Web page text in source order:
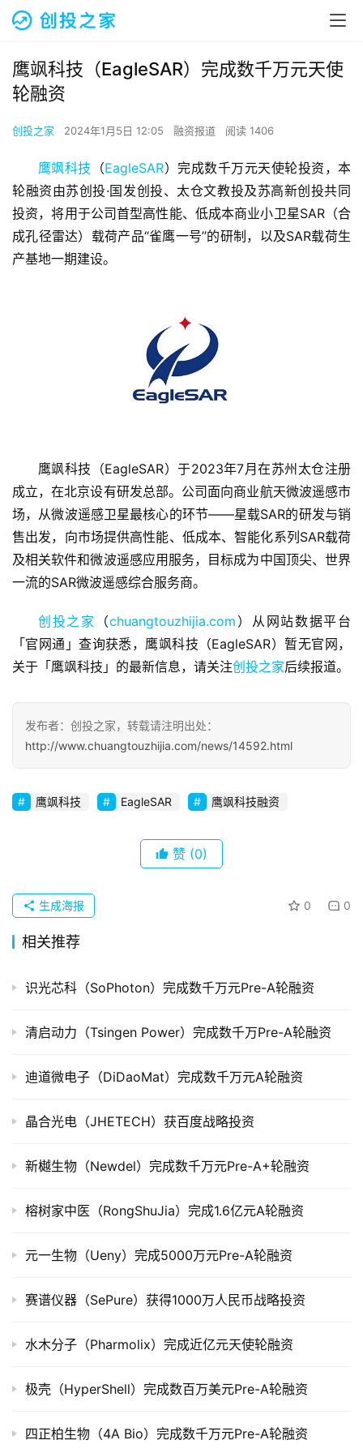
页
融
资
报
商
业
察
初
创
业
布
并
重
司
市
创
投
据
创
学
登录
投稿
鹰飒科技（EagleSAR）完成数千万元天使
轮融资
创投之家 2024年1月5日 12:05 融资报道 阅读 1406
鹰飒科技 （EagleSAR）完成数千万元天使轮投资，本
轮融资由苏创投·国发创投、太仓文教投及苏高新创投共同
投资，将用于公司首型高性能、低成本商业小卫星SAR（合
成孔径雷达）载荷产品“雀鹰一号”的研制，以及SAR载荷生
产基地一期建设。
鹰飒科技（EagleSAR）于2023年7月在苏州太仓注册
成立，在北京设有研发总部。公司面向商业航天微波遥感市
场，从微波遥感卫星最核心的环节——星载SAR的研发与销
售出发，向市场提供高性能、低成本、智能化系列SAR载荷
及相关软件和微波遥感应用服务，目标成为中国顶尖、世界
一流的SAR微波遥感综合服务商。
创投之家 （chuangtouzhijia.com ）从网站数据平台
「官网通」查询获悉，鹰飒科技（EagleSAR）暂无官网，
关于「鹰飒科技」的最新信息，请关注创投之家后续报道。
发布者：创投之家，转载请注明出处：
http://www.chuangtouzhijia.com/news/14592.html
鹰飒科技 EagleSAR 鹰飒科技融资
赞 (0)
0 0
生成海报
相关推荐
识光芯科（SoPhoton）完成数千万元Pre-A轮融资
清启动力（Tsingen Power）完成数千万Pre-A轮融资
迪道微电子（DiDaoMat）完成数千万元A轮融资
晶合光电（JHETECH）获百度战略投资
新樾生物（Newdel）完成数千万元Pre-A+轮融资
榕树家中医（RongShuJia）完成1.6亿元A轮融资
元一生物（Ueny）完成5000万元Pre-A轮融资
赛谱仪器（SePure）获得1000万人民币战略投资
水木分子（Pharmolix）完成近亿元天使轮融资
极壳（HyperShell）完成数百万美元Pre-A轮融资
四正柏生物（4A Bio）完成数千万元Pre-A轮融资